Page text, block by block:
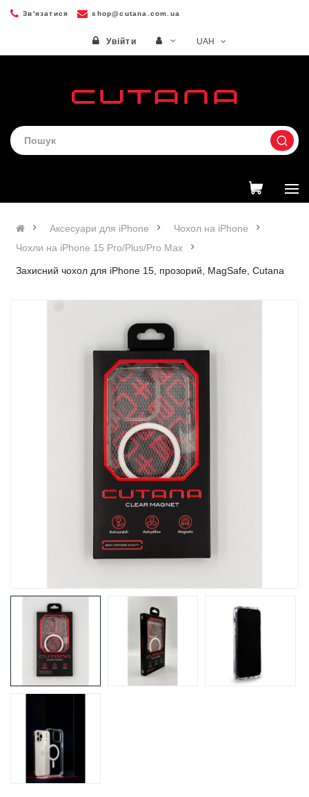
Зв'язатися shop@cutana.com.ua
Увійти
Аксесуари для iPhone
Чохол на iPhone
Чохли на iPhone 15 Pro/Plus/Pro Max
Захисний чохол для iPhone 15, прозорий, MagSafe, Cutana